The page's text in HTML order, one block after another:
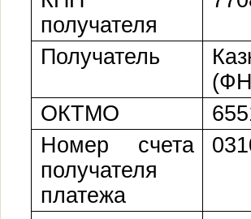
получателя
Получатель
ОКТМО
Номер счета
получателя
платежа